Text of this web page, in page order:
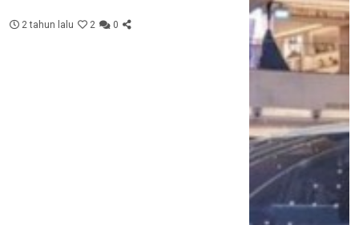
2 tahun lalu 2 0